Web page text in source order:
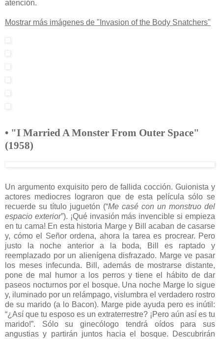
atención.
Mostrar más imágenes de "Invasion of the Body Snatchers"
• "I Married A Monster From Outer Space"
(1958)
Un argumento exquisito pero de fallida cocción. Guionista y
actores mediocres lograron que de esta película sólo se
recuerde su título juguetón (“Me casé con un monstruo del
espacio exterior”). ¡Qué invasión más invencible si empieza
en tu cama! En esta historia Marge y Bill acaban de casarse
y, cómo el Señor ordena, ahora la tarea es procrear. Pero
justo la noche anterior a la boda, Bill es raptado y
reemplazado por un alienígena disfrazado. Marge ve pasar
los meses infecunda. Bill, además de mostrarse distante,
pone de mal humor a los perros y tiene el hábito de dar
paseos nocturnos por el bosque. Una noche Marge lo sigue
y, iluminado por un relámpago, vislumbra el verdadero rostro
de su marido (a lo Bacon). Marge pide ayuda pero es inútil:
“¿Así que tu esposo es un extraterrestre? ¡Pero aún así es tu
marido!”. Sólo su ginecólogo tendrá oídos para sus
angustias y partirán juntos hacia el bosque. Descubrirán